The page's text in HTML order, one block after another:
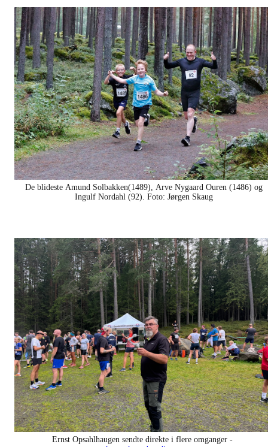
De blideste Amund Solbakken(1489), Arve Nygaard Ouren (1486) og
Ingulf Nordahl (92). Foto: Jørgen Skaug
Ernst Opsahlhaugen sendte direkte i flere omganger -